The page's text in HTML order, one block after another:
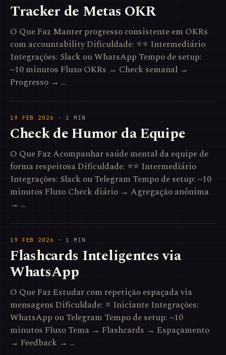
Tracker de Metas OKR
O Que Faz Manter progresso consistente em OKRs
com accountability Dificuldade: ⭐⭐ Intermediário
Integrações: Slack ou WhatsApp Tempo de setup:
~10 minutos Fluxo OKRs → Check semanal →
Progresso → …
19 FEB 2026 · 1 MIN
Check de Humor da Equipe
O Que Faz Acompanhar saúde mental da equipe de
forma respeitosa Dificuldade: ⭐⭐ Intermediário
Integrações: Slack ou Telegram Tempo de setup: ~10
minutos Fluxo Check diário → Agregação anônima
→ …
19 FEB 2026 · 1 MIN
Flashcards Inteligentes via
WhatsApp
O Que Faz Estudar com repetição espaçada via
mensagens Dificuldade: ⭐ Iniciante Integrações:
WhatsApp ou Telegram Tempo de setup: ~10
minutos Fluxo Tema → Flashcards → Espaçamento
→ Feedback → …